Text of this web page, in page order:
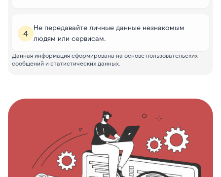
4
Не передавайте личные данные незнакомым
людям или сервисам.
Данная информация сформирована на основе пользовательских
сообщений и статистических данных.